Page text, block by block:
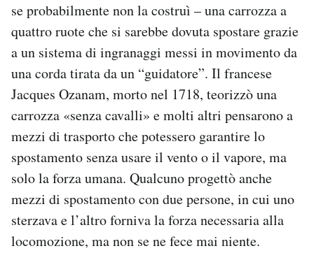
se probabilmente non la costruì – una carrozza a
quattro ruote che si sarebbe dovuta spostare grazie
a un sistema di ingranaggi messi in movimento da
una corda tirata da un “guidatore”. Il francese
Jacques Ozanam, morto nel 1718, teorizzò una
carrozza «senza cavalli» e molti altri pensarono a
mezzi di trasporto che potessero garantire lo
spostamento senza usare il vento o il vapore, ma
solo la forza umana. Qualcuno progettò anche
mezzi di spostamento con due persone, in cui uno
sterzava e l’altro forniva la forza necessaria alla
locomozione, ma non se ne fece mai niente.